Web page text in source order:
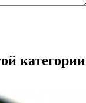
категории